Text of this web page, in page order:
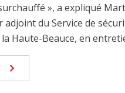
», a expliqué
du Service de
la Haute-Beauce, en